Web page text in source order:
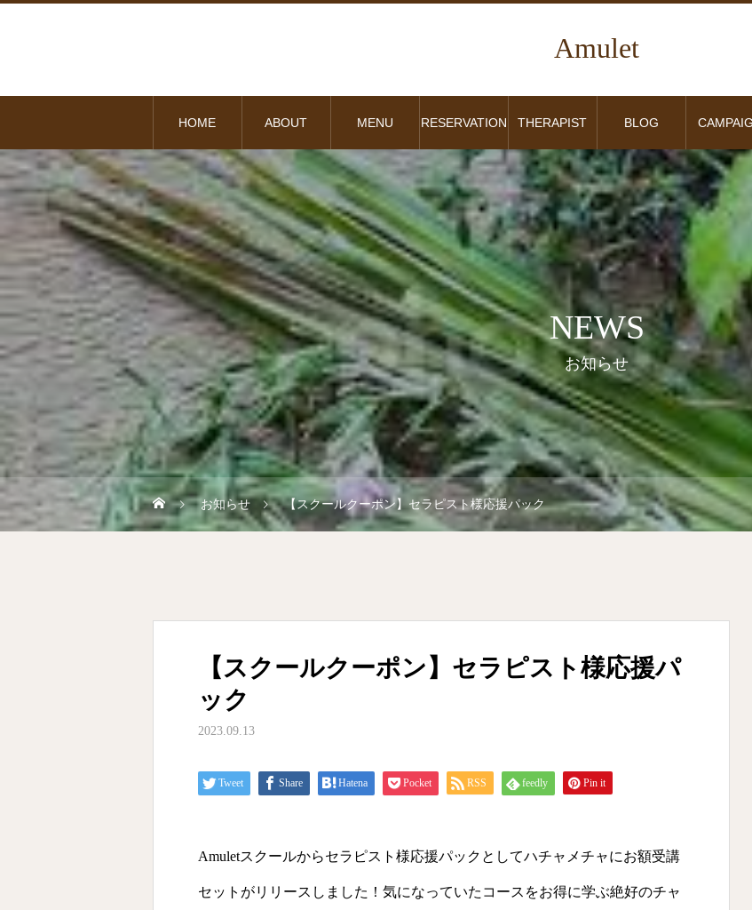
Amulet
HOME ABOUT MENU RESERVATION THERAPIST BLOG
NEWS
お知らせ
お知らせ 【スクールクーポン】セラピスト様応援パック
【スクールクーポン】セラピスト様応援パ
ック
2023.09.13
Tweet Share Hatena Pocket RSS feedly Pin it
Amuletスクールからセラピスト様応援パックとしてハチャメチャにお額受講
セットがリリースしました！気になっていたコースをお得に学ぶ絶好のチャ